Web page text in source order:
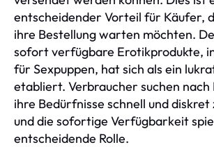
entscheidender Vorteil für Käufer,
ihre Bestellung warten möchten.
sofort verfügbare Erotikprodukte,
für Sexpuppen, hat sich als ein
etabliert. Verbraucher suchen
ihre Bedürfnisse schnell und
und die sofortige Verfügbarkeit
entscheidende Rolle.